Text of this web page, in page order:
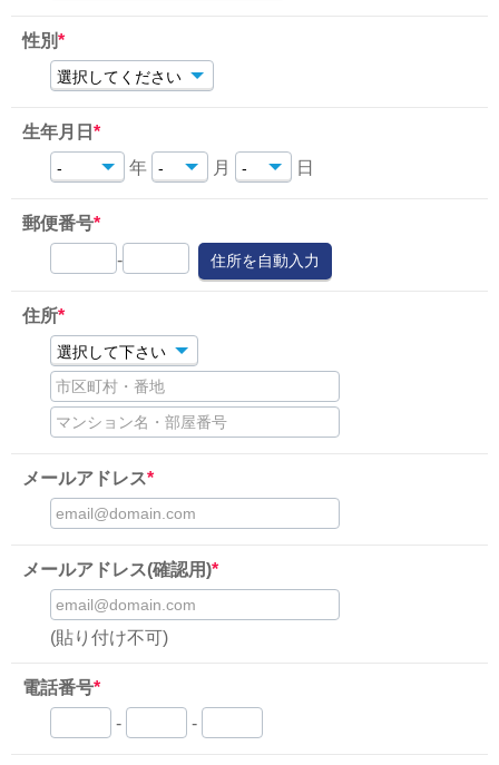
性別*
生年月日 *
年
月 日
郵便番号*
-
住所を自動入力
住所*
市区町村・番地
マンション名・部屋番号
メールアドレス*
email@domain.com
メールアドレス(確認用)*
email@domain.com
(貼り付け不可)
電話番号*
-
-